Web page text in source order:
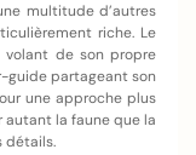
multitude d’autres
riche. Le
de son propre
guide partageant son
une approche plus
autant la faune que la
détails.